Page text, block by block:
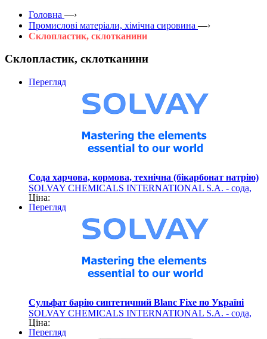
Головна —›
Промислові матеріали, хімічна сировина —›
Склопластик, склотканини
Склопластик, склотканини
Перегляд
Сода харчова, кормова, технічна (бікарбонат натрію)
SOLVAY CHEMICALS INTERNATIONAL S.A. - сода,
сульфат барію (хімічна продукція)
Ціна:
Перегляд
Сульфат барію синтетичний Blanc Fixe по Україні
SOLVAY CHEMICALS INTERNATIONAL S.A. - сода,
сульфат барію (хімічна продукція)
Ціна:
Перегляд